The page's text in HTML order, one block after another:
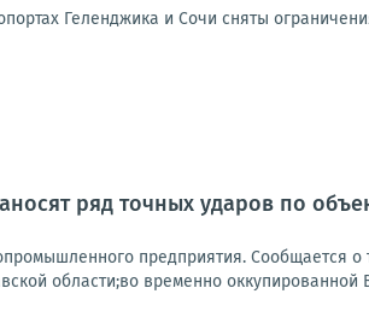
Геленджика и Сочи сняты
ряд точных ударов по
предприятия. Сообщается
области;во временно оккупированной